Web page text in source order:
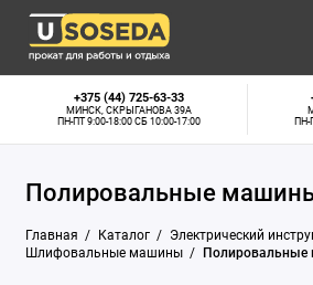
+375 (44) 725-63-33
МИНСК, СКРЫГАНОВА 39А
ПН-ПТ 9:00-18:00 СБ 10:00-17:00
ПН-
Полировальные
Главная Каталог
Электрический
Шлифовальные машины
Аппараты для сварки труб
Бетонорезы
Болгарки